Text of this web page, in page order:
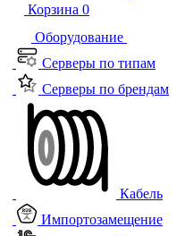
Корзина 0
Оборудование
Серверы по типам
Серверы по брендам
Кабель
Импортозамещение